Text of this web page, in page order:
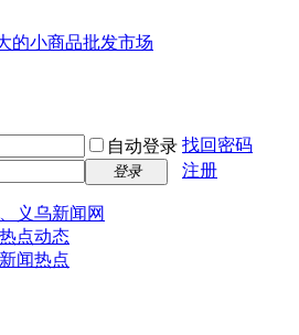
的小商品批发市场
自动登录 找回密码
登录 注册
义乌新闻网
点动态
闻热点